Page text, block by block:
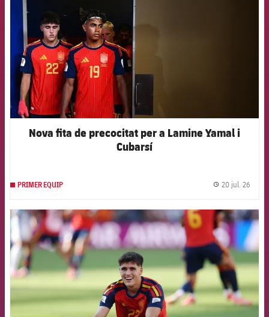
Nova fita de precocitat per a Lamine Yamal i
Cubarsí
PRIMER EQUIP 20 jul. 26
FCB Barcelona badge